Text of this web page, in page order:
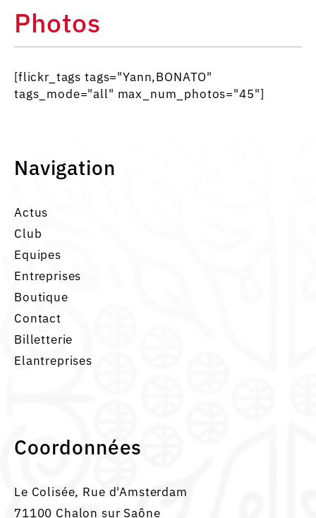
Photos
[flickr_tags tags="Yann,BONATO"
tags_mode="all" max_num_photos="45"]
Navigation
Actus
Club
Equipes
Entreprises
Boutique
Contact
Billetterie
Elantreprises
Coordonnées
Le Colisée, Rue d'Amsterdam
71100 Chalon sur Saône